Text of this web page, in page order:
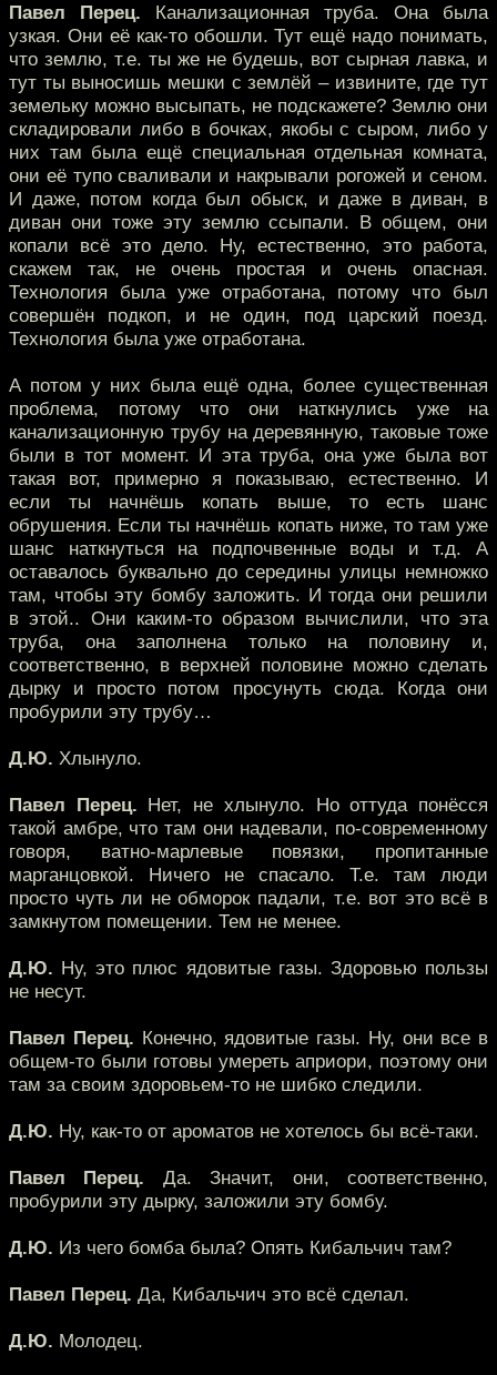
Павел Перец. Канализационная труба. Она была
узкая. Они её как-то обошли. Тут ещё надо понимать,
что землю, т.е. ты же не будешь, вот сырная лавка, и
тут ты выносишь мешки с землёй – извините, где тут
земельку можно высыпать, не подскажете? Землю они
складировали либо в бочках, якобы с сыром, либо у
них там была ещё специальная отдельная комната,
они её тупо сваливали и накрывали рогожей и сеном.
И даже, потом когда был обыск, и даже в диван, в
диван они тоже эту землю ссыпали. В общем, они
копали всё это дело. Ну, естественно, это работа,
скажем так, не очень простая и очень опасная.
Технология была уже отработана, потому что был
совершён подкоп, и не один, под царский поезд.
Технология была уже отработана.
А потом у них была ещё одна, более существенная
проблема, потому что они наткнулись уже на
канализационную трубу на деревянную, таковые тоже
были в тот момент. И эта труба, она уже была вот
такая вот, примерно я показываю, естественно. И
если ты начнёшь копать выше, то есть шанс
обрушения. Если ты начнёшь копать ниже, то там уже
шанс наткнуться на подпочвенные воды и т.д. А
оставалось буквально до середины улицы немножко
там, чтобы эту бомбу заложить. И тогда они решили
в этой.. Они каким-то образом вычислили, что эта
труба, она заполнена только на половину и,
соответственно, в верхней половине можно сделать
дырку и просто потом просунуть сюда. Когда они
пробурили эту трубу…
Д.Ю. Хлынуло.
Павел Перец. Нет, не хлынуло. Но оттуда понёсся
такой амбре, что там они надевали, по-современному
говоря, ватно-марлевые повязки, пропитанные
марганцовкой. Ничего не спасало. Т.е. там люди
просто чуть ли не обморок падали, т.е. вот это всё в
замкнутом помещении. Тем не менее.
Д.Ю. Ну, это плюс ядовитые газы. Здоровью пользы
не несут.
Павел Перец. Конечно, ядовитые газы. Ну, они все в
общем-то были готовы умереть априори, поэтому они
там за своим здоровьем-то не шибко следили.
Д.Ю. Ну, как-то от ароматов не хотелось бы всё-таки.
Павел Перец. Да. Значит, они, соответственно,
пробурили эту дырку, заложили эту бомбу.
Д.Ю. Из чего бомба была? Опять Кибальчич там?
Павел Перец. Да, Кибальчич это всё сделал.
Д.Ю. Молодец.